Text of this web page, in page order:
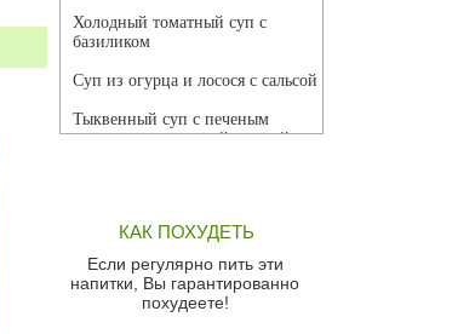
Холодный томатный суп с
базиликом
Суп из огурца и лосося с сальсой
Тыквенный суп с печеным
чесноком и томатной сальсой
красного перца
Парижский луковый суп
Суп из спаржи и горошка с
КАК ПОХУДЕТЬ
Если регулярно пить эти
напитки, Вы гарантированно
похудеете!